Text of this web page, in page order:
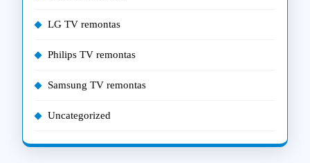
LG TV remontas
Philips TV remontas
Samsung TV remontas
Uncategorized